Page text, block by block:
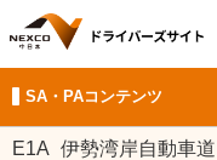
SA・PAコンテンツ
E1A 伊勢湾岸自動車